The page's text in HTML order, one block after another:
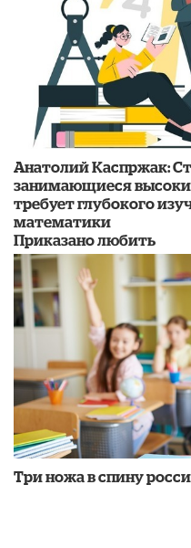
Анатолий Каспржак:
занимающиеся
требует глубокого
математики
Приказано любить
Три ножа в спину